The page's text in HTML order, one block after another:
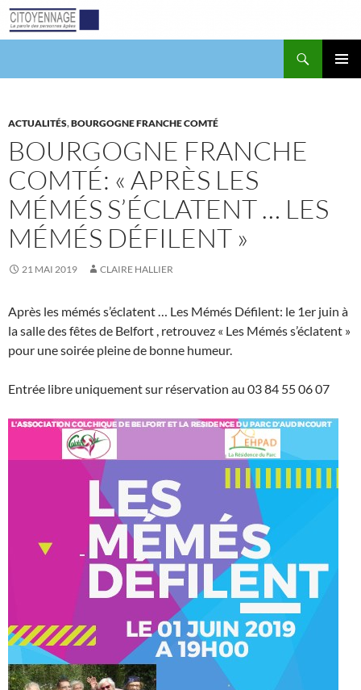
Aller
au
ACTUALITÉS,BOURGOGNE FRANCHE COMTÉ
BOURGOGNE FRANCHE
COMTÉ: « APRÈS LES
MÉMÉS S’ÉCLATENT … LES
MÉMÉS DÉFILENT »
21 MAI 2019 CLAIRE HALLIER
Après les mémés s’éclatent … Les Mémés Défilent: le 1er juin à
la salle des fêtes de Belfort , retrouvez « Les Mémés s’éclatent »
pour une soirée pleine de bonne humeur.
Entrée libre uniquement sur réservation au 03 84 55 06 07